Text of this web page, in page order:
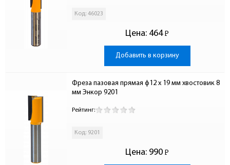
Код: 46023
Цена: 464 Р
-
Добавить в корзину
Фреза пазовая прямая ф12 x 19 мм хвостовик 8
мм Энкор 9201
Рейтинг:
Код: 9201
Цена: 990 Р
-